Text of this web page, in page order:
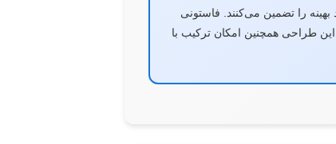
را تضمین می‌کنند. فاستونی
طراحی همچنین امکان ترکیب با